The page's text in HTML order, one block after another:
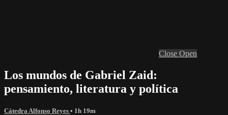
Close Open
Los mundos de Gabriel Zaid:
pensamiento, literatura y política
Cátedra Alfonso Reyes • 1h 19m